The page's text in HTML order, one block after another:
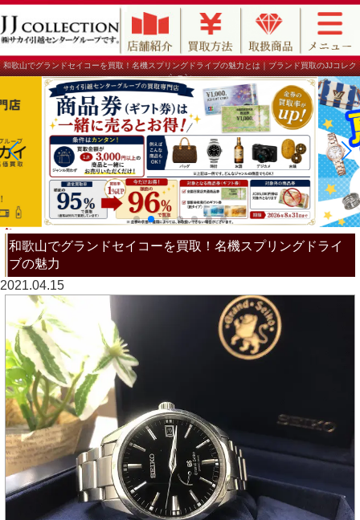
和歌山でグランドセイコーを買取！名機スプリングドライブの魅力とは｜ブランド買取のJJコレク
ション
和歌山でグランドセイコーを買取！名機スプリングドライ
ブの魅力
2021.04.15